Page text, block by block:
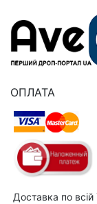
ОПЛАТА
Доставка по всій